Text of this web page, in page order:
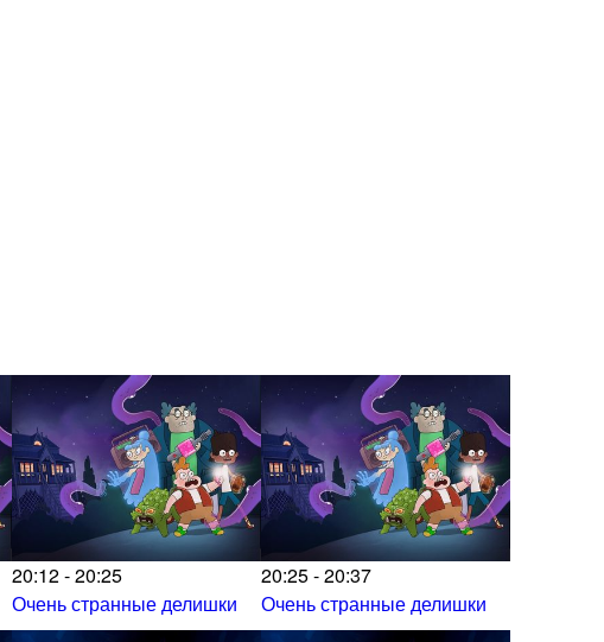
20:12 - 20:25
Очень странные делишки
20:25 - 20:37
Очень странные делишки